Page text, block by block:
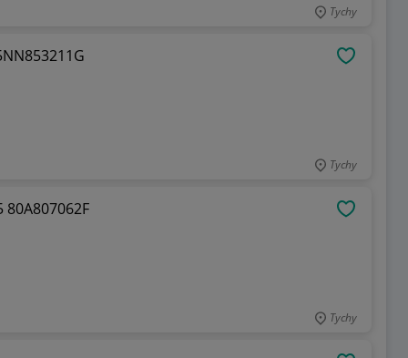
Tychy
Tychy
Tychy